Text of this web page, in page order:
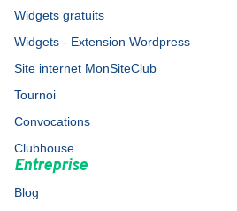
Widgets gratuits
Widgets - Extension Wordpress
Site internet MonSiteClub
Tournoi
Convocations
Clubhouse
Entreprise
Blog